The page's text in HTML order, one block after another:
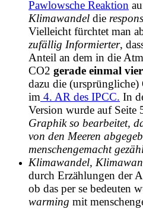
Pawlowsche Reaktion
Klimawandel die
Vielleicht fürchtet man
zufällig Informierter,
Anteil an dem in die
CO2 gerade einmal
dazu die
im 4. AR des IPCC. In
Version wurde auf Seite
Graphik so bearbeitet,
von den Meeren
menschengemacht
Klimawandel,
durch Erzählungen der
ob das per se bedeuten
warming mit